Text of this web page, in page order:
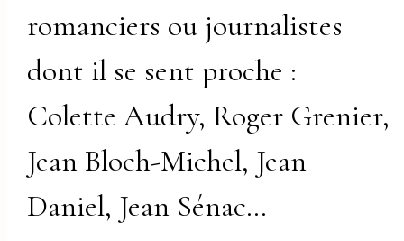
romanciers ou journalistes
dont il se sent proche :
Colette Audry, Roger Grenier,
Jean Bloch-Michel, Jean
Daniel, Jean Sénac…